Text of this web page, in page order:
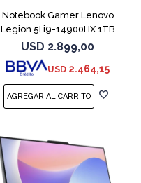
Notebook Gamer Lenovo
Legion 5I i9-14900HX 1TB
16GB RTX5070
USD 2.899,00
USD 2.464,15